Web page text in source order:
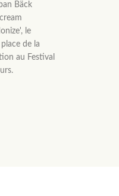
Bäck
le
de la
au Festival